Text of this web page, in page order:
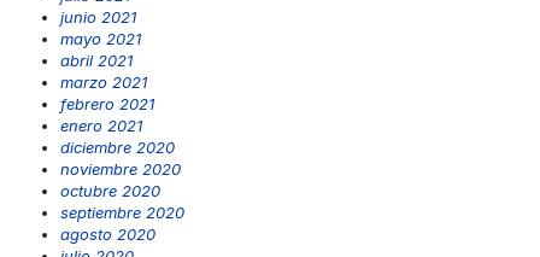
junio 2021
mayo 2021
abril 2021
marzo 2021
febrero 2021
enero 2021
diciembre 2020
noviembre 2020
octubre 2020
septiembre 2020
agosto 2020